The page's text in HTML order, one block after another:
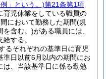
」という。)第21条第1項
育児休業をしている職員の
において勤務した期間(規
を含む。)がある職員には、
する。
るそれぞれの基準日に育児
準日以前6月以内の期間にお
は、当該基準日に係る勤勉